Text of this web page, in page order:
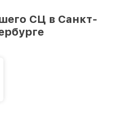
СЦ в Санкт-